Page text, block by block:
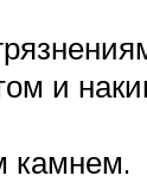
и
камнем.